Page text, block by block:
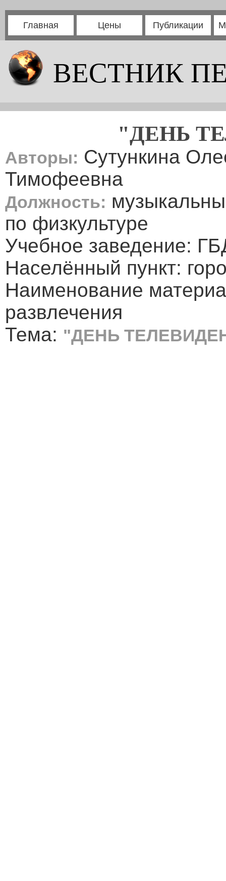
Главная Цены Публикации
ВЕСТНИК
"ДЕНЬ
Авторы: Сутункина
Тимофеевна
Должность:
по физкультуре
Учебное заведение:
Населённый пункт:
Наименование
развлечения
Тема: "ДЕНЬ